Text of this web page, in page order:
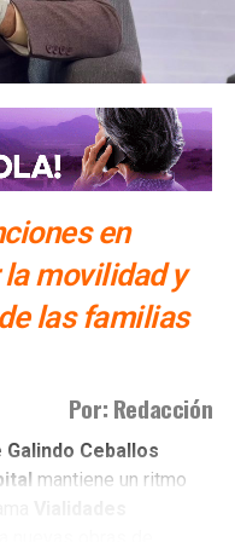
en
movilidad y
las familias
Por: Redacción
Ceballos
mantiene un ritmo